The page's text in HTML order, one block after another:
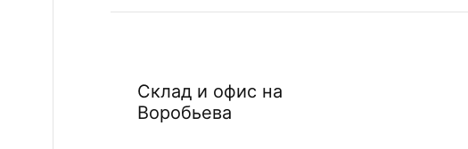
Склад и офис на
Воробьева